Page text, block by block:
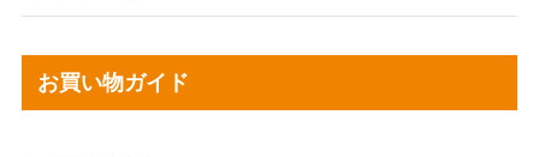
お買い物ガイド